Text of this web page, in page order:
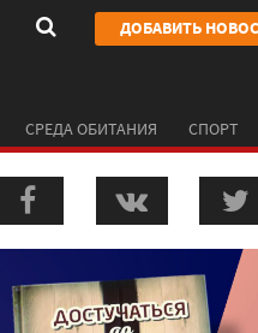
ДОБАВИТЬ
СРЕДА ОБИТАНИЯ СПОРТ